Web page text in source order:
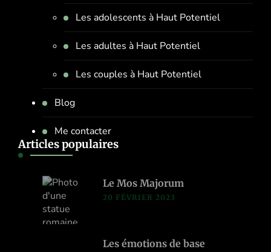
Les adolescents à Haut Potentiel
Les adultes à Haut Potentiel
Les couples à Haut Potentiel
Blog
Me contacter
Articles populaires
Le Mos Majorum
20 FÉVRIER 2023
Les émotions de base